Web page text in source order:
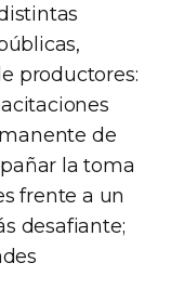
productores:
de
la toma
frente a un
desafiante;